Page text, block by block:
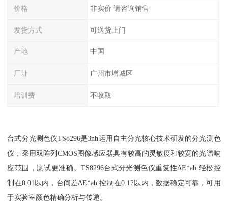
价格 非实价 请咨询销售
发货方式 可送货上门
产地 中国
厂址 广州市增城区
培训费 不收取
台式分光测色仪TS8296是3nh运用自主分光核心技术研发的分光测色
仪，采用双阵列CMOS图像感应器具有较高的灵敏度和较宽的光谱响
应范围，测试更准确。TS8296台式分光测色仪重复性ΔE*ab 轻松控
制在0.01以内，台间差ΔE*ab 控制在0.12以内，数据稳定可靠，可用
于实验室颜色精确分析与传递。